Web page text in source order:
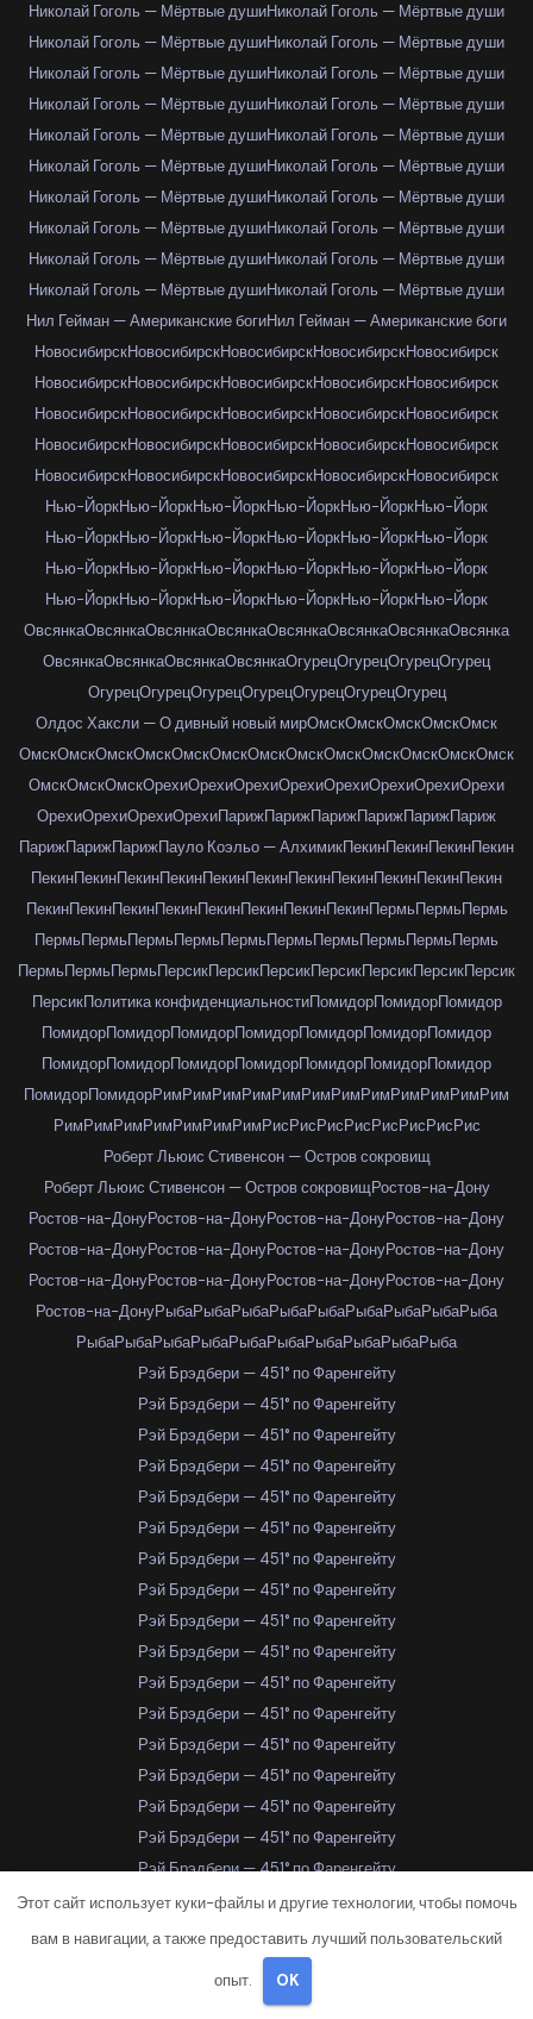
Николай Гоголь — Мёртвые душиНиколай Гоголь — Мёртвые души
Николай Гоголь — Мёртвые душиНиколай Гоголь — Мёртвые души
Николай Гоголь — Мёртвые душиНиколай Гоголь — Мёртвые души
Николай Гоголь — Мёртвые душиНиколай Гоголь — Мёртвые души
Николай Гоголь — Мёртвые душиНиколай Гоголь — Мёртвые души
Николай Гоголь — Мёртвые душиНиколай Гоголь — Мёртвые души
Николай Гоголь — Мёртвые душиНиколай Гоголь — Мёртвые души
Николай Гоголь — Мёртвые душиНиколай Гоголь — Мёртвые души
Николай Гоголь — Мёртвые душиНиколай Гоголь — Мёртвые души
Николай Гоголь — Мёртвые душиНиколай Гоголь — Мёртвые души
Нил Гейман — Американские богиНил Гейман — Американские боги
НовосибирскНовосибирскНовосибирскНовосибирскНовосибирск
НовосибирскНовосибирскНовосибирскНовосибирскНовосибирск
НовосибирскНовосибирскНовосибирскНовосибирскНовосибирск
НовосибирскНовосибирскНовосибирскНовосибирскНовосибирск
НовосибирскНовосибирскНовосибирскНовосибирскНовосибирск
Нью-ЙоркНью-ЙоркНью-ЙоркНью-ЙоркНью-ЙоркНью-Йорк
Нью-ЙоркНью-ЙоркНью-ЙоркНью-ЙоркНью-ЙоркНью-Йорк
Нью-ЙоркНью-ЙоркНью-ЙоркНью-ЙоркНью-ЙоркНью-Йорк
Нью-ЙоркНью-ЙоркНью-ЙоркНью-ЙоркНью-ЙоркНью-Йорк
ОвсянкаОвсянкаОвсянкаОвсянкаОвсянкаОвсянкаОвсянкаОвсянка
ОвсянкаОвсянкаОвсянкаОвсянкаОгурецОгурецОгурецОгурец
ОгурецОгурецОгурецОгурецОгурецОгурецОгурец
Олдос Хаксли — О дивный новый мирОмскОмскОмскОмскОмск
ОмскОмскОмскОмскОмскОмскОмскОмскОмскОмскОмскОмскОмск
ОмскОмскОмскОрехиОрехиОрехиОрехиОрехиОрехиОрехиОрехи
ОрехиОрехиОрехиОрехиПарижПарижПарижПарижПарижПариж
ПарижПарижПарижПауло Коэльо — АлхимикПекинПекинПекинПекин
ПекинПекинПекинПекинПекинПекинПекинПекинПекинПекинПекин
ПекинПекинПекинПекинПекинПекинПекинПекинПермьПермьПермь
ПермьПермьПермьПермьПермьПермьПермьПермьПермьПермь
ПермьПермьПермьПерсикПерсикПерсикПерсикПерсикПерсикПерсик
ПерсикПолитика конфиденциальностиПомидорПомидорПомидор
ПомидорПомидорПомидорПомидорПомидорПомидорПомидор
ПомидорПомидорПомидорПомидорПомидорПомидорПомидор
ПомидорПомидорРимРимРимРимРимРимРимРимРимРимРимРим
РимРимРимРимРимРимРимРисРисРисРисРисРисРисРис
Роберт Льюис Стивенсон — Остров сокровищ
Роберт Льюис Стивенсон — Остров сокровищРостов-на-Дону
Ростов-на-ДонуРостов-на-ДонуРостов-на-ДонуРостов-на-Дону
Ростов-на-ДонуРостов-на-ДонуРостов-на-ДонуРостов-на-Дону
Ростов-на-ДонуРостов-на-ДонуРостов-на-ДонуРостов-на-Дону
Ростов-на-ДонуРыбаРыбаРыбаРыбаРыбаРыбаРыбаРыбаРыба
РыбаРыбаРыбаРыбаРыбаРыбаРыбаРыбаРыбаРыба
Рэй Брэдбери — 451° по Фаренгейту
Рэй Брэдбери — 451° по Фаренгейту
Рэй Брэдбери — 451° по Фаренгейту
Рэй Брэдбери — 451° по Фаренгейту
Рэй Брэдбери — 451° по Фаренгейту
Рэй Брэдбери — 451° по Фаренгейту
Рэй Брэдбери — 451° по Фаренгейту
Рэй Брэдбери — 451° по Фаренгейту
Рэй Брэдбери — 451° по Фаренгейту
Рэй Брэдбери — 451° по Фаренгейту
Рэй Брэдбери — 451° по Фаренгейту
Рэй Брэдбери — 451° по Фаренгейту
Рэй Брэдбери — 451° по Фаренгейту
Рэй Брэдбери — 451° по Фаренгейту
Рэй Брэдбери — 451° по Фаренгейту
Рэй Брэдбери — 451° по Фаренгейту
Рэй Брэдбери — 451° по Фаренгейту
Рэй Брэдбери — 451° по Фаренгейту
Рэй Брэдбери — 451° по Фаренгейту
Рэй Брэдбери — 451° по Фаренгейту
Рэй Брэдбери — 451° по Фаренгейту
Этот сайт использует куки-файлы и другие технологии, чтобы помочь
вам в навигации, а также предоставить лучший пользовательский
опыт. OK